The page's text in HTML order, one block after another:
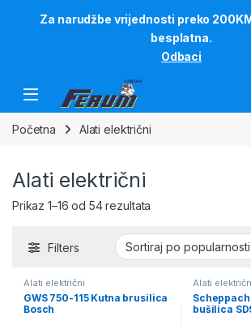
Za narudžbe vrijednosti preko
besplatna.
Odbaci
Početna Alati električni
Alati električni
Prikaz 1–16 od 54 rezultata
Filters
Alati električni
GWS 750-115 Kutna brusilica
Bosch
Alati
bušilica